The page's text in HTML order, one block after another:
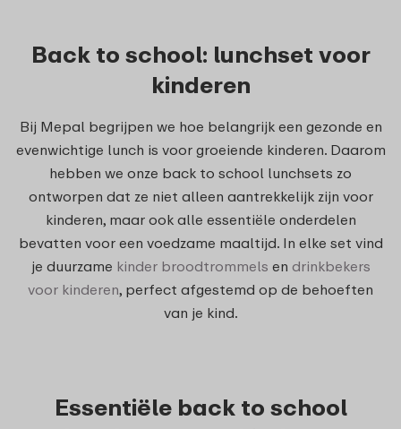
Back to school: lunchset voor
kinderen
Bij Mepal begrijpen we hoe belangrijk een gezonde en
evenwichtige lunch is voor groeiende kinderen. Daarom
hebben we onze back to school lunchsets zo
ontworpen dat ze niet alleen aantrekkelijk zijn voor
kinderen, maar ook alle essentiële onderdelen
bevatten voor een voedzame maaltijd. In elke set vind
je duurzame kinder broodtrommels en drinkbekers
voor kinderen, perfect afgestemd op de behoeften
van je kind.
Essentiële back to school